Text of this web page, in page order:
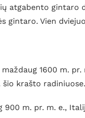
atgabento
gintaro. Vien
1600 m. pr.
krašto radiniuose.
m. pr. m. e.,